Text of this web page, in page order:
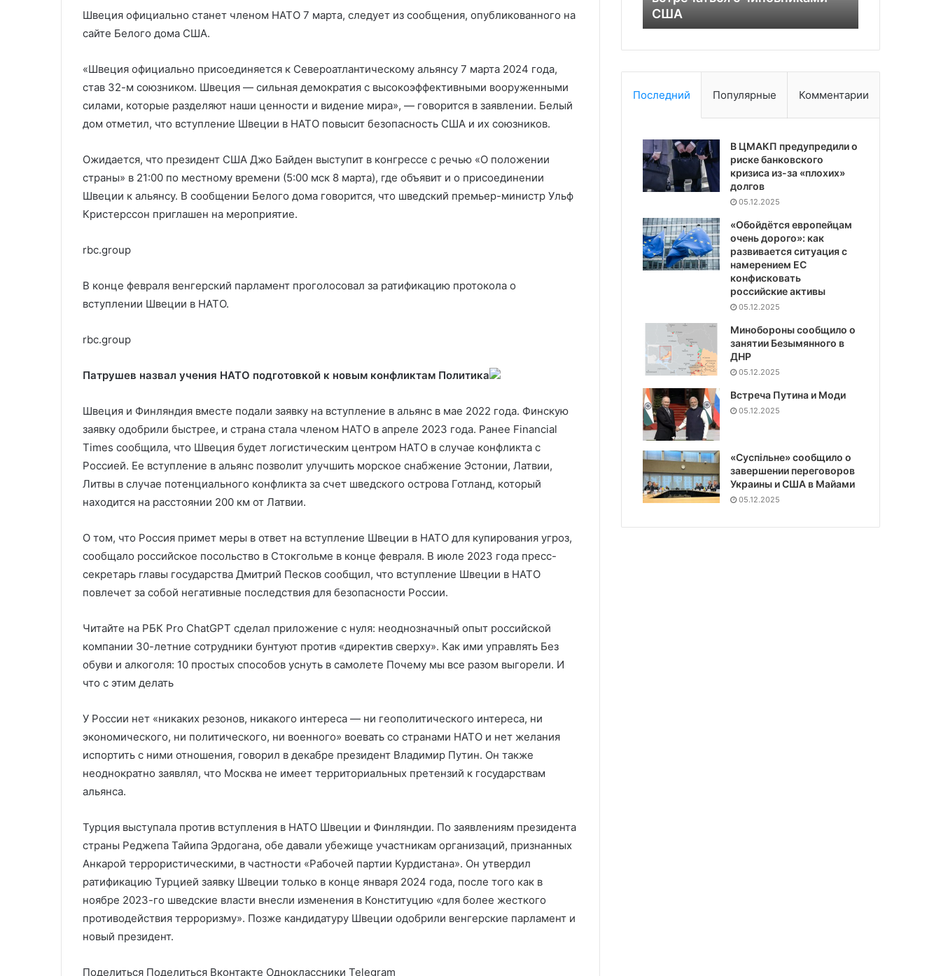
Швеция официально станет членом НАТО 7 марта, следует из сообщения, опубликованного на
сайте Белого дома США.
«Швеция официально присоединяется к Североатлантическому альянсу 7 марта 2024 года,
став 32-м союзником. Швеция — сильная демократия с высокоэффективными вооруженными
силами, которые разделяют наши ценности и видение мира», — говорится в заявлении. Белый
дом отметил, что вступление Швеции в НАТО повысит безопасность США и их союзников.
Ожидается, что президент США Джо Байден выступит в конгрессе с речью «О положении
страны» в 21:00 по местному времени (5:00 мск 8 марта), где объявит и о присоединении
Швеции к альянсу. В сообщении Белого дома говорится, что шведский премьер-министр Ульф
Кристерссон приглашен на мероприятие.
rbc.group
В конце февраля венгерский парламент проголосовал за ратификацию протокола о
вступлении Швеции в НАТО.
rbc.group
Патрушев назвал учения НАТО подготовкой к новым конфликтам Политика
Швеция и Финляндия вместе подали заявку на вступление в альянс в мае 2022 года. Финскую
заявку одобрили быстрее, и страна стала членом НАТО в апреле 2023 года. Ранее Financial
Times сообщила, что Швеция будет логистическим центром НАТО в случае конфликта с
Россией. Ее вступление в альянс позволит улучшить морское снабжение Эстонии, Латвии,
Литвы в случае потенциального конфликта за счет шведского острова Готланд, который
находится на расстоянии 200 км от Латвии.
О том, что Россия примет меры в ответ на вступление Швеции в НАТО для купирования угроз,
сообщало российское посольство в Стокгольме в конце февраля. В июле 2023 года пресс-
секретарь главы государства Дмитрий Песков сообщил, что вступление Швеции в НАТО
повлечет за собой негативные последствия для безопасности России.
Читайте на РБК Pro ChatGPT сделал приложение с нуля: неоднозначный опыт российской
компании З0-летние сотрудники бунтуют против «директив сверху». Как ими управлять Без
обуви и алкоголя: 10 простых способов уснуть в самолете Почему мы все разом выгорели. И
что с этим делать
У России нет «никаких резонов, никакого интереса — ни геополитического интереса, ни
экономического, ни политического, ни военного» воевать со странами НАТО и нет желания
испортить с ними отношения, говорил в декабре президент Владимир Путин. Он также
неоднократно заявлял, что Москва не имеет территориальных претензий к государствам
альянса.
Турция выступала против вступления в НАТО Швеции и Финляндии. По заявлениям президента
страны Реджепа Тайипа Эрдогана, обе давали убежище участникам организаций, признанных
Анкарой террористическими, в частности «Рабочей партии Курдистана». Он утвердил
ратификацию Турцией заявку Швеции только в конце января 2024 года, после того как в
ноябре 2023-го шведские власти внесли изменения в Конституцию «для более жесткого
противодействия терроризму». Позже кандидатуру Швеции одобрили венгерские парламент и
новый президент.
Поделиться Поделиться Вконтакте Одноклассники Telegram
католикоса всех армян
области
области
в
будет
Путин
будет Путин
США
США
Последний Популярные Комментарии
В ЦМАКП предупредили о
риске банковского
кризиса из-за «плохих»
долгов
05.12.2025
«Обойдётся европейцам
очень дорого»: как
развивается ситуация с
намерением ЕС
конфисковать
российские активы
05.12.2025
Минобороны сообщило о
занятии Безымянного в
ДНР
05.12.2025
Встреча Путина и Моди
05.12.2025
«Суспiльне» сообщило о
завершении переговоров
Украины и США в Майами
05.12.2025